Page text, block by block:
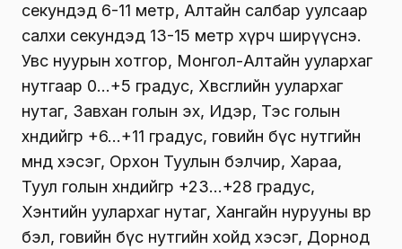
секундэд 6-11 метр, Aлтайн салбар уулсаар
салхи секундэд 13-15 метр хүрч ширүүснэ.
Увс нуурын хотгор, Монгол-Алтайн уулархаг
нутгаар 0…+5 градус, Хөвсгөлийн уулархаг
нутаг, Завхан голын эх, Идэр, Тэс голын
хөндийгөөр +6…+11 градус, говийн бүс нутгийн
өмнөд хэсэг, Орхон Туулын бэлчир, Хараа,
Туул голын хөндийгөөр +23…+28 градус,
Хэнтийн уулархаг нутаг, Хангайн нурууны өвөр
бэл, говийн бүс нутгийн хойд хэсэг, Дорнод